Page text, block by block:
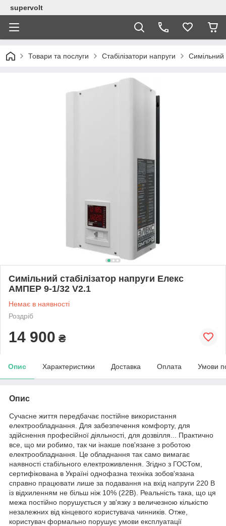
supervolt
Товари та послуги Стабілізатори напруги Симільний
Симільний стабілізатор напруги Елекс
АМПЕР 9-1/32 V2.1
Немає в наявності
Роздріб
14 900 ₴
Опис Характеристики Доставка Оплата Умови
Опис
Сучасне життя передбачає постійне використання
електрообладнання. Для забезпечення комфорту, для
здійснення професійної діяльності, для дозвілля... Практично
все, що ми робимо, так чи інакше пов'язане з роботою
електрообладнання. Це обладнання так само вимагає
наявності стабільного електроживлення. Згідно з ГОСТом,
сертифікована в Україні однофазна техніка зобов'язана
справно працювати лише за подавання на вхід напруги 220 В
із відхиленням не більш ніж 10% (22В). Реальність така, що ця
межа постійно порушується у зв'язку з величезною кількістю
незалежних від кінцевого користувача чинників. Отже,
користувач формально порушує умови експлуатації